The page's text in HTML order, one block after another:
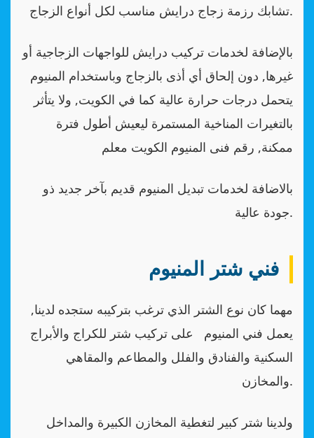
تشابك رزمة زجاج درايش مناسب لكل أنواع الزجاج.
بالإضافة لخدمات تركيب درايش للواجهات الزجاجية أو
غيرها, دون إلحاق أي أذى بالزجاج وباستخدام المنيوم
يتحمل درجات حرارة عالية كما في الكويت, ولا يتأثر
بالتغيرات المناخية المستمرة ليعيش أطول فترة
ممكنة, رقم فنى المنيوم الكويت معلم
بالاضافة لخدمات تبديل المنيوم قديم بآخر جديد ذو
جودة عالية.
فني شتر المنيوم
مهما كان نوع الشتر الذي ترغب بتركيبه ستجده لدينا,
يعمل فني المنيوم على تركيب شتر للكراج والأبراج
السكنية والفنادق والفلل والمطاعم والمقاهي
والمخازن.
ولدينا شتر كبير لتغطية المخازن الكبيرة والمداخل